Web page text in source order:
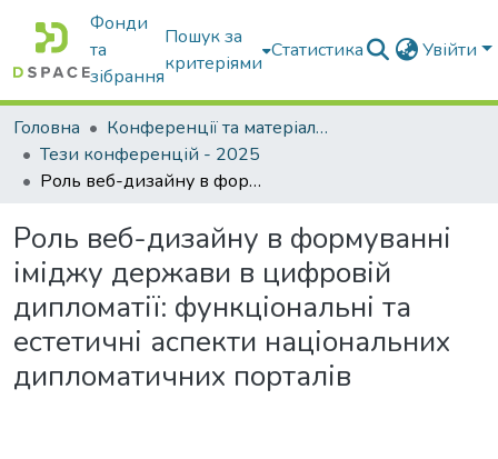
Фонди
та
зібрання
Пошук за
критеріями
Статистика Увійти
Головна
Конференції та матеріали конференцій
Тези конференцій - 2025
Роль веб-дизайну в формуванні іміджу держави в цифровій дипломатії: функціональні та естетичні аспекти національних дипломатичних порталів
Роль веб-дизайну в формуванні
іміджу держави в цифровій
дипломатії: функціональні та
естетичні аспекти національних
дипломатичних порталів